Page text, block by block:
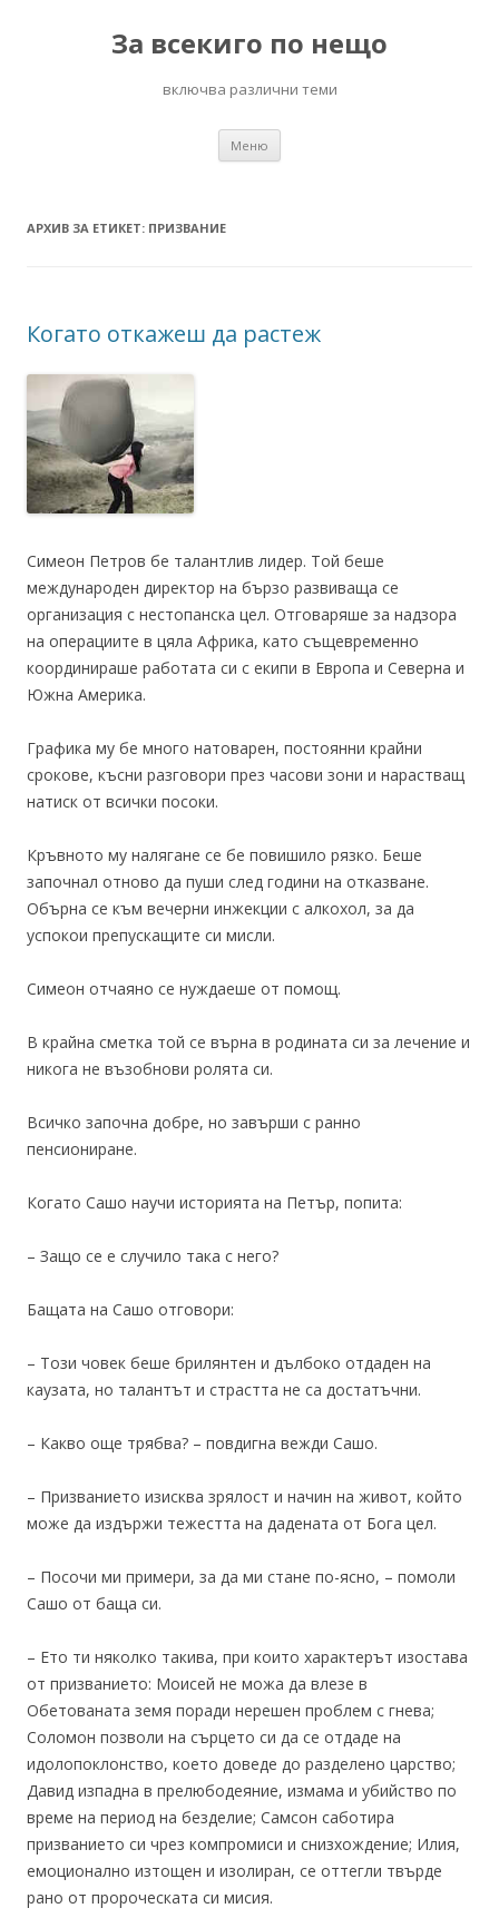
За всекиго по нещо
включва различни теми
Меню
АРХИВ ЗА ЕТИКЕТ: ПРИЗВАНИЕ
Когато откажеш да растеж
Симеон Петров бе талантлив лидер. Той беше
международен директор на бързо развиваща се
организация с нестопанска цел. Отговаряше за надзора
на операциите в цяла Африка, като същевременно
координираше работата си с екипи в Европа и Северна и
Южна Америка.
Графика му бе много натоварен, постоянни крайни
срокове, късни разговори през часови зони и нарастващ
натиск от всички посоки.
Кръвното му налягане се бе повишило рязко. Беше
започнал отново да пуши след години на отказване.
Обърна се към вечерни инжекции с алкохол, за да
успокои препускащите си мисли.
Симеон отчаяно се нуждаеше от помощ.
В крайна сметка той се върна в родината си за лечение и
никога не възобнови ролята си.
Всичко започна добре, но завърши с ранно
пенсиониране.
Когато Сашо научи историята на Петър, попита:
– Защо се е случило така с него?
Бащата на Сашо отговори:
– Този човек беше брилянтен и дълбоко отдаден на
каузата, но талантът и страстта не са достатъчни.
– Какво още трябва? – повдигна вежди Сашо.
– Призванието изисква зрялост и начин на живот, който
може да издържи тежестта на дадената от Бога цел.
– Посочи ми примери, за да ми стане по-ясно, – помоли
Сашо от баща си.
– Ето ти няколко такива, при които характерът изостава
от призванието: Моисей не можа да влезе в
Обетованата земя поради нерешен проблем с гнева;
Соломон позволи на сърцето си да се отдаде на
идолопоклонство, което доведе до разделено царство;
Давид изпадна в прелюбодеяние, измама и убийство по
време на период на безделие; Самсон саботира
призванието си чрез компромиси и снизхождение; Илия,
емоционално изтощен и изолиран, се оттегли твърде
рано от пророческата си мисия.